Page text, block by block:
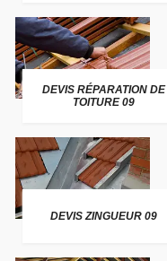
DEVIS RÉPARATION DE
TOITURE 09
DEVIS ZINGUEUR 09